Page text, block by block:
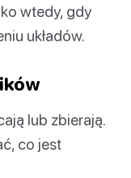
wtedy, gdy
układów.
lub zbierają.
co jest